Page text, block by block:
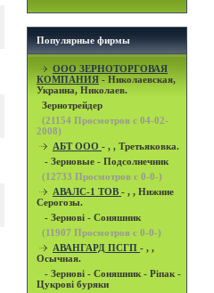
Популярные фирмы
OOO ЗЕРНОТОРГОВАЯ
КОМПАНИЯ - Николаевская,
Украина, Николаев.
Зернотрейдер
(21154 Просмотров с 04-02-
2008)
АБТ ООО - , , Третьяковка.
- Зерновые - Подсолнечник
(12733 Просмотров с 0-0-)
АВАЛС-1 ТОВ - , , Нижние
Серогозы.
- Зернові - Соняшник
(11907 Просмотров с 0-0-)
АВАНГАРД ПСГП - , ,
Осычная.
- Зернові - Соняшник - Ріпак -
Цукрові буряки